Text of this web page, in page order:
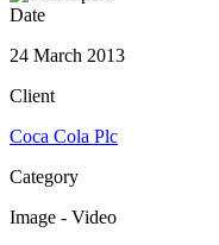
Date
24 March 2013
Client
Coca Cola Plc
Category
Image - Video